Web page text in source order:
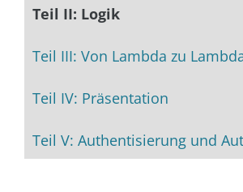
Teil II: Logik
Teil III: Von Lambda zu
Teil IV: Präsentation
Teil V: Authentisierung und